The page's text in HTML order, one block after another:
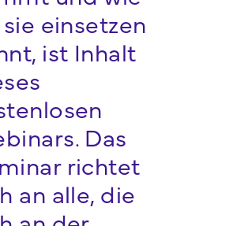
einsetzen
ist Inhalt
Das
richtet
an alle, die